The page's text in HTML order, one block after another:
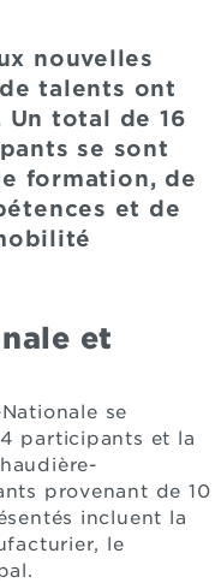
nouvelles
talents ont
Un total de 16
se sont
formation, de
et de
et
se
participants et la
provenant de 10
incluent la
le